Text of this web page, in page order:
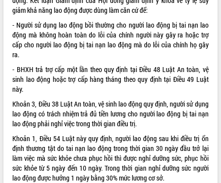
giảm khả năng lao động được dùng làm căn cứ để:
- Người sử dụng lao động bồi thường cho người lao động bị tai nạn lao
động mà không hoàn toàn do lỗi của chính người này gây ra hoặc trợ
cấp cho người lao động bị tai nạn lao động mà do lỗi của chính họ gây
ra.
- BHXH trả trợ cấp một lần theo quy định tại Điều 48 Luật An toàn, vệ
sinh lao động hoặc trợ cấp hàng tháng theo quy định tại Điều 49 Luật
này.
Khoản 3, Điều 38 Luật An toàn, vệ sinh lao động quy định, người sử dụng
lao động có trách nhiệm trả đủ tiền lương cho người lao động bị tai nạn
lao động phải nghỉ việc trong thời gian điều trị.
Khoản 1, Điều 54 Luật này quy định, người lao động sau khi điều trị ổn
định thương tật do tai nạn lao động trong thời gian 30 ngày đầu trở lại
làm việc mà sức khỏe chưa phục hồi thì được nghỉ dưỡng sức, phục hồi
sức khỏe từ 5 ngày đến 10 ngày. Trong thời gian nghỉ dưỡng sức người
lao động được hưởng 1 ngày bằng 30% mức lương cơ sở.